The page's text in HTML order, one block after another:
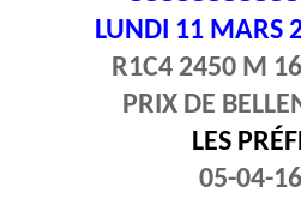
LUNDI 11MARS
R1C4 2450 M
PRIX DE
LES
05-04-